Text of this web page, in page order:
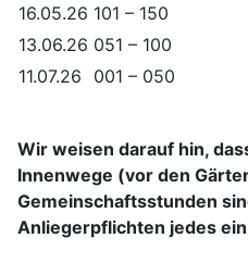
16.05.26 101 – 150
13.06.26 051 – 100
11.07.26
001 – 050
Wir weisen darauf hin,
Innenwege (vor den
Gemeinschaftsstunden
Anliegerpflichten jedes